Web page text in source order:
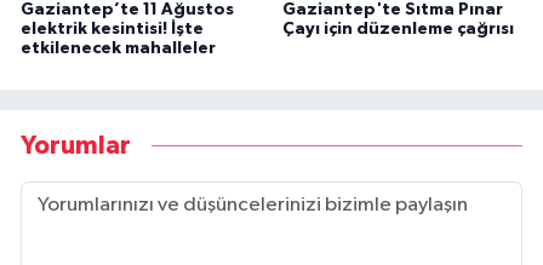
Gaziantep’te 11 Ağustos
elektrik kesintisi! İşte
etkilenecek mahalleler
Gaziantep'te Sıtma Pınar
Çayı için düzenleme çağrısı
Yorumlar